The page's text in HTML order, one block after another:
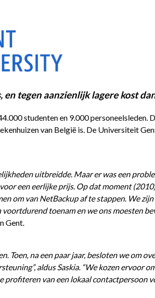
tegen aanzienlijk lagere kost
studenten en 9.000 personeelsleden.
van België is. De Universiteit
uitbreidde. Maar er was een
een eerlijke prijs. Op dat moment
om van NetBackup af te stappen. We
toenam en we ons moesten
Gent.
Toen, na een paar jaar, besloten we om
aldus Saskia. “We kozen ervoor
profiteren van een lokaal contactpersoon